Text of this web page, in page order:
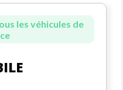
les véhicules de